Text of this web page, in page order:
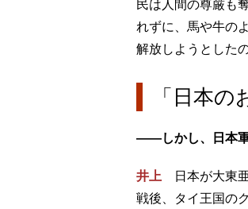
民は人間の尊厳も
れずに、馬や牛の
解放しようとした
「日本
――しかし、日本軍
井上 日本が大東
戦後、タイ王国の